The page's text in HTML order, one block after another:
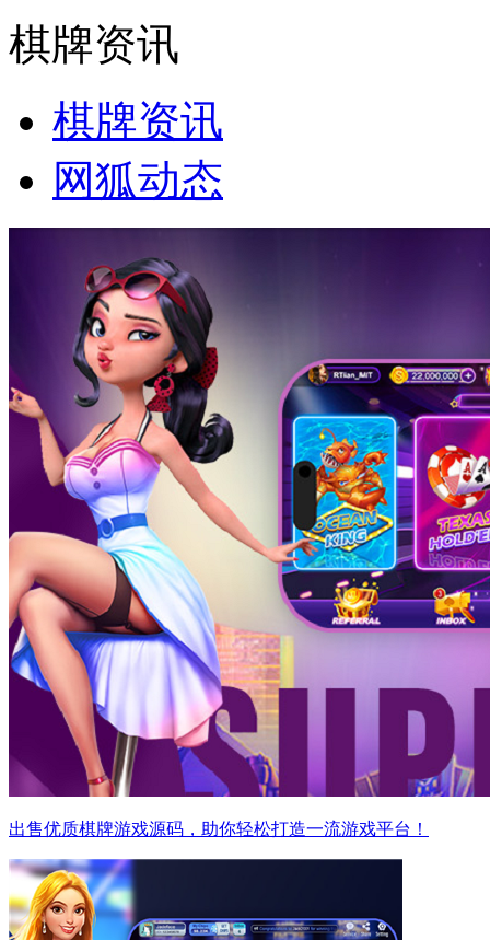
棋牌资讯
棋牌资讯
网狐动态
出售优质棋牌游戏源码，助你轻松打造一流游戏平台！